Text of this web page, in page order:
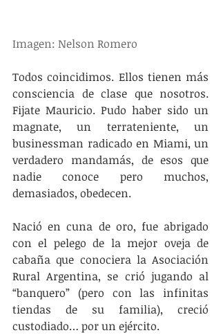
Imagen: Nelson Romero
Todos coincidimos. Ellos tienen más
consciencia de clase que nosotros.
Fijate Mauricio. Pudo haber sido un
magnate, un terrateniente, un
businessman radicado en Miami, un
verdadero mandamás, de esos que
nadie conoce pero muchos,
demasiados, obedecen.
Nació en cuna de oro, fue abrigado
con el pelego de la mejor oveja de
cabaña que conociera la Asociación
Rural Argentina, se crió jugando al
“banquero” (pero con las infinitas
tiendas de su familia), creció
custodiado… por un ejército.